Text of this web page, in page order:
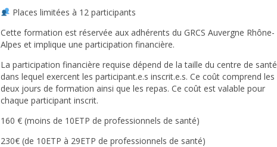
Places limitées à 12 participants
Cette formation est réservée aux adhérents du GRCS Auvergne Rhône-
Alpes et implique une participation financière.
La participation financière requise dépend de la taille du centre de santé
dans lequel exercent les participant.e.s inscrit.e.s. Ce coût comprend les
deux jours de formation ainsi que les repas. Ce coût est valable pour
chaque participant inscrit.
160 € (moins de 10ETP de professionnels de santé)
230€ (de 10ETP à 29ETP de professionnels de santé)